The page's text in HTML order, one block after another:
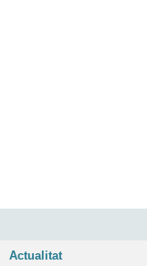
Actualitat